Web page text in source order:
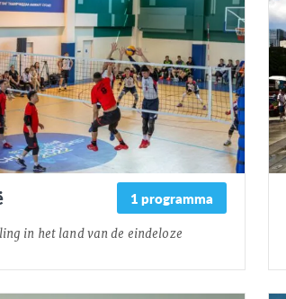
1 programma
in het land van de eindeloze